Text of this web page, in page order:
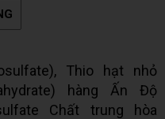
Thio hạt nhỏ
hàng Ấn Độ
Chất trung hòa